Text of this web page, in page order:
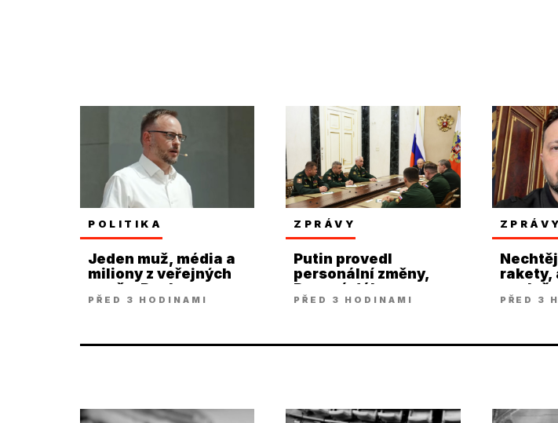
POLITIKA
Jeden muž, média a
miliony z veřejných
peněz. Paukner
rozkrývá systém
PŘED 3 HODINAMI
ZPRÁVY
Putin provedl
personální změny,
Rusové dále
postupují
PŘED 3 HODINAMI
ZPRÁVY
rakety,
PŘED 3